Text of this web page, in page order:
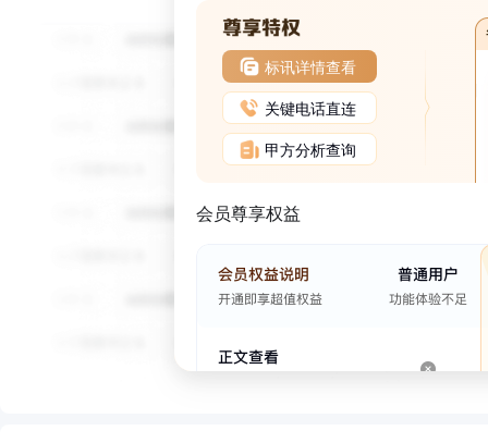
标讯详情查看
关键电话直连
甲方分析查询
会员尊享权益